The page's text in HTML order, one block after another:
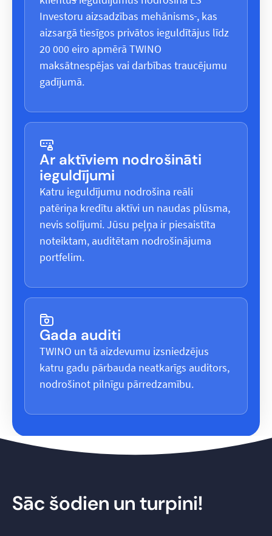
Investoru aizsadzības mehānisms , kas
aizsargā tiesīgos privātos ieguldītājus līdz
20 000 eiro apmērā TWINO
maksātnespējas vai darbības traucējumu
gadījumā.
Ar aktīviem nodrošināti
ieguldījumi
Katru ieguldījumu nodrošina reāli
patēriņa kredītu aktīvi un naudas plūsma,
nevis solījumi. Jūsu peļņa ir piesaistīta
noteiktam, auditētam nodrošinājuma
portfelim.
Gada auditi
TWINO un tā aizdevumu izsniedzējus
katru gadu pārbauda neatkarīgs auditors,
nodrošinot pilnīgu pārredzamību.
Sāc šodien un turpini!